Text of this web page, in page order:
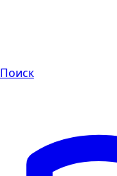
Поиск